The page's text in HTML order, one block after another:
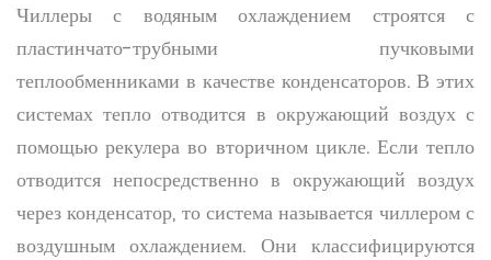
Чиллеры с водяным охлаждением строятся с
пластинчато-трубными пучковыми
теплообменниками в качестве конденсаторов. В этих
системах тепло отводится в окружающий воздух с
помощью рекулера во вторичном цикле. Если тепло
отводится непосредственно в окружающий воздух
через конденсатор, то система называется чиллером с
воздушным охлаждением. Они классифицируются